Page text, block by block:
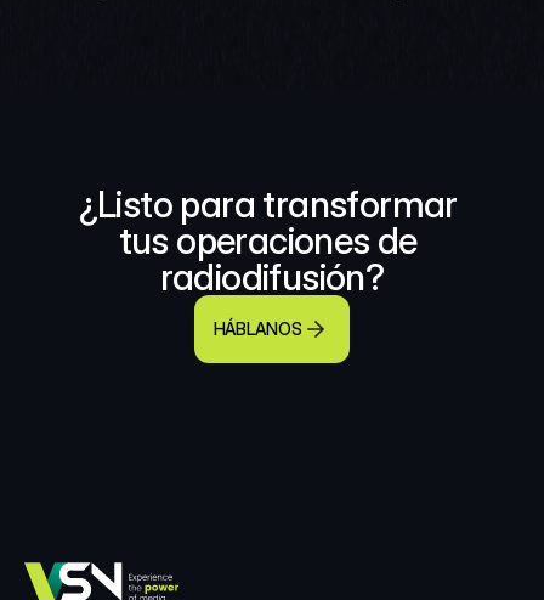
¿Listo para transformar
tus operaciones de
radiodifusión?
HÁBLANOS